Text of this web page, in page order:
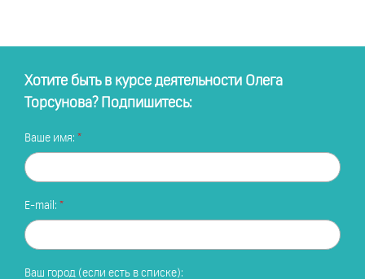
Хотите быть в курсе деятельности Олега
Торсунова? Подпишитесь:
Ваше имя:
E-mail:
Ваш город (если есть в списке):